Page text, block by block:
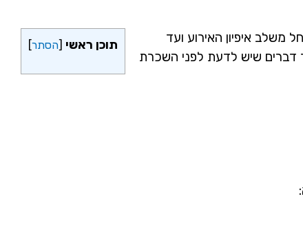
תוכן ראשי הסתר
משלב איפיון האירוע ועד
דברים שיש לדעת לפני השכרת